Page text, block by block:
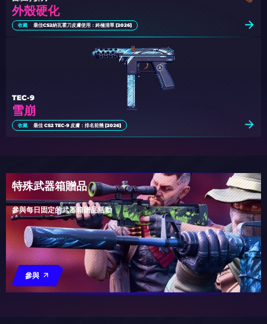
外殼硬化
收藏 最佳CS2納瓦霍刀皮膚使用：終極清單 [2026]
雪崩
TEC-9
收藏 最佳 CS2 TEC-9 皮膚：排名前幾 [2026]
特殊武器箱贈品
參與每日固定的武器箱贈品活動
參與